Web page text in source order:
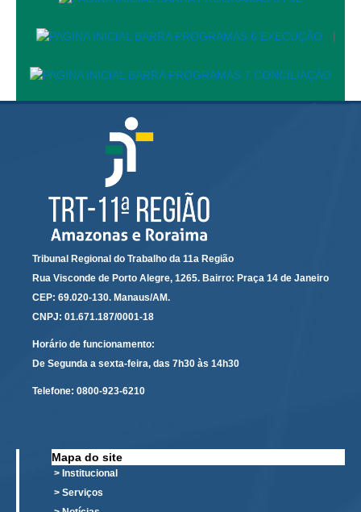
Comitê de Priorização do Primeiro Grau
Comissão de Uniformização de Jurisprudência
Comissão de Vitaliciamento
Comitê de Atenção Integral à Saúde de Magistrados e
Servidores
Comitê de Segurança Permanente
Comitê de Combate ao Trabalho Infantil e de Estímulo à
Aprendizagem
no âmbito do TRT-11
Comitê de Prevenção e Enfrentamento do Assédio
Comitê Gestor do Plano de Contratações e Aquisições
Comitê PopRuaJud
Comissão de Justiça Itinerante
Comissão Permanente de Avaliação Documental
|
Tribunal Regional do Trabalho da 11a Região
Rua Visconde de Porto Alegre, 1265. Bairro: Praça 14 de Janeiro
CEP: 69.020-130. Manaus/AM.
CNPJ: 01.671.187/0001-18
Horário de funcionamento:
De Segunda a sexta-feira, das 7h30 às 14h30
Telefone: 0800-923-6210
Mapa do site
> Institucional
> Serviços